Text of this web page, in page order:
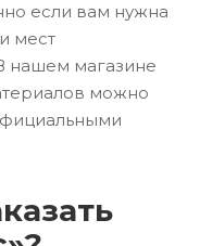
если вам нужна
мест
нашем магазине
можно